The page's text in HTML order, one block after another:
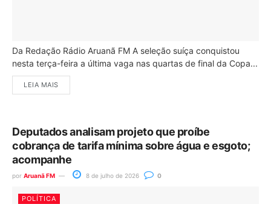
Da Redação Rádio Aruanã FM A seleção suíça conquistou
nesta terça-feira a última vaga nas quartas de final da Copa...
LEIA MAIS
Deputados analisam projeto que proíbe
cobrança de tarifa mínima sobre água e esgoto;
acompanhe
por Aruanã FM 8 de julho de 2026 0
POLÍTICA